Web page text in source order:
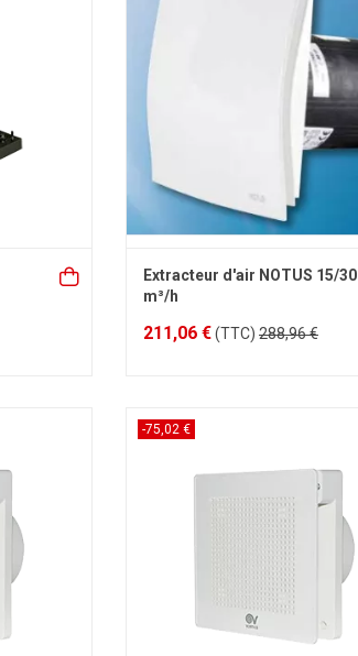
Extracteur d'air NOTUS 15/30
m³/h
211,06 €(TTC) 288,96 €
-75,02 €